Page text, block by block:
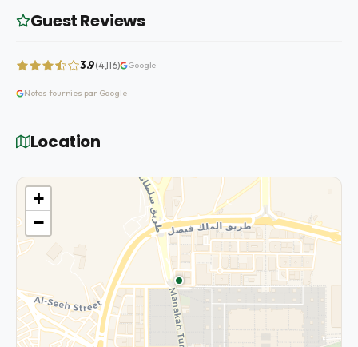
Guest Reviews
3.9(4,116) Google
Notes fournies par Google
Location
+
−